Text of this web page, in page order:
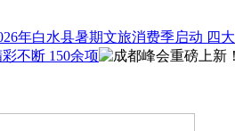
年白水县暑期文旅消费季启动 四大
不断 150余项